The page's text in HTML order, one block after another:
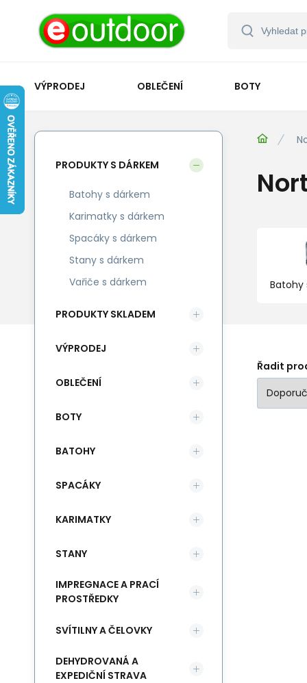
VÝPRODEJ OBLEČENÍ BOTY
Batohy
Řadit
PRODUKTY S DÁRKEM
Batohy s dárkem
Karimatky s dárkem
Spacáky s dárkem
Stany s dárkem
Vařiče s dárkem
PRODUKTY SKLADEM
VÝPRODEJ
OBLEČENÍ
BOTY
BATOHY
SPACÁKY
KARIMATKY
STANY
IMPREGNACE A PRACÍ
PROSTŘEDKY
SVÍTILNY A ČELOVKY
DEHYDROVANÁ A
EXPEDIČNÍ STRAVA